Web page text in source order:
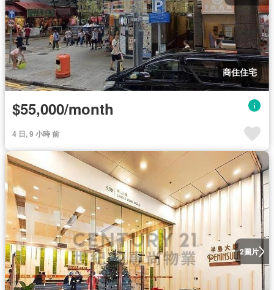
商住住宅
$55,000/month
4 日, 9 小時 前
2圖片